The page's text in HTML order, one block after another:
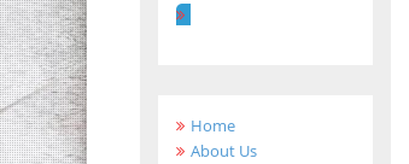
Home
About Us